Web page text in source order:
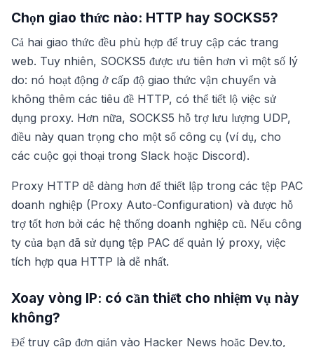
Chọn giao thức nào: HTTP hay SOCKS5?
Cả hai giao thức đều phù hợp để truy cập các trang
web. Tuy nhiên, SOCKS5 được ưu tiên hơn vì một số lý
do: nó hoạt động ở cấp độ giao thức vận chuyển và
không thêm các tiêu đề HTTP, có thể tiết lộ việc sử
dụng proxy. Hơn nữa, SOCKS5 hỗ trợ lưu lượng UDP,
điều này quan trọng cho một số công cụ (ví dụ, cho
các cuộc gọi thoại trong Slack hoặc Discord).
Proxy HTTP dễ dàng hơn để thiết lập trong các tệp PAC
doanh nghiệp (Proxy Auto-Configuration) và được hỗ
trợ tốt hơn bởi các hệ thống doanh nghiệp cũ. Nếu công
ty của bạn đã sử dụng tệp PAC để quản lý proxy, việc
tích hợp qua HTTP là dễ nhất.
Xoay vòng IP: có cần thiết cho nhiệm vụ này
không?
Để truy cập đơn giản vào Hacker News hoặc Dev.to,